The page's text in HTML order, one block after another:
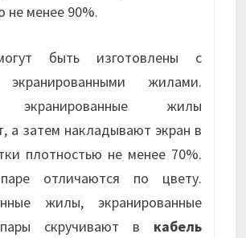
не менее 90%.
быть изготовлены с
экранированными жилами.
экранированные жилы
а затем накладывают экран в
плотностью не менее 70%.
отличаются по цвету.
жилы, экранированные
скручивают в кабель